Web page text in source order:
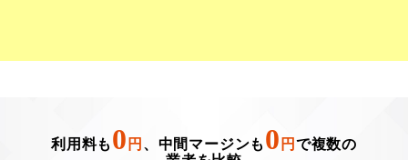
利用料も 0 円 、中間マージンも 0 円 で複数の